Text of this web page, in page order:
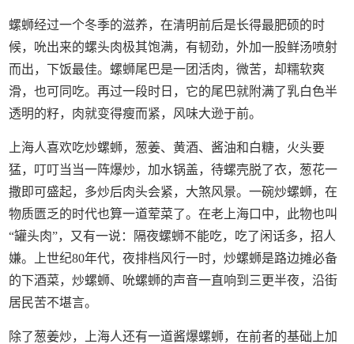
螺蛳经过一个冬季的滋养，在清明前后是长得最肥硕的时
候，吮出来的螺头肉极其饱满，有韧劲，外加一股鲜汤喷射
而出，下饭最佳。螺蛳尾巴是一团活肉，微苦，却糯软爽
滑，也可同吃。再过一段时日，它的尾巴就附满了乳白色半
透明的籽，肉就变得瘦而紧，风味大逊于前。
上海人喜欢吃炒螺蛳，葱姜、黄酒、酱油和白糖，火头要
猛，叮叮当当一阵爆炒，加水锅盖，待螺壳脱了衣，葱花一
撒即可盛起，多炒后肉头会紧，大煞风景。一碗炒螺蛳，在
物质匮乏的时代也算一道荤菜了。在老上海口中，此物也叫
“罐头肉”，又有一说：隔夜螺蛳不能吃，吃了闲话多，招人
嫌。上世纪80年代，夜排档风行一时，炒螺蛳是路边摊必备
的下酒菜，炒螺蛳、吮螺蛳的声音一直响到三更半夜，沿街
居民苦不堪言。
除了葱姜炒，上海人还有一道酱爆螺蛳，在前者的基础上加